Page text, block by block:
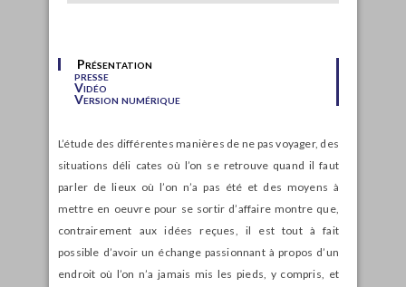
Présentation
presse
Vidéo
Version numérique
L’étude des différentes manières de ne pas voyager, des
situations déli cates où l’on se retrouve quand il faut
parler de lieux où l’on n’a pas été et des moyens à
mettre en oeuvre pour se sortir d’affaire montre que,
contrairement aux idées reçues, il est tout à fait
possible d’avoir un échange passionnant à propos d’un
endroit où l’on n’a jamais mis les pieds, y compris, et